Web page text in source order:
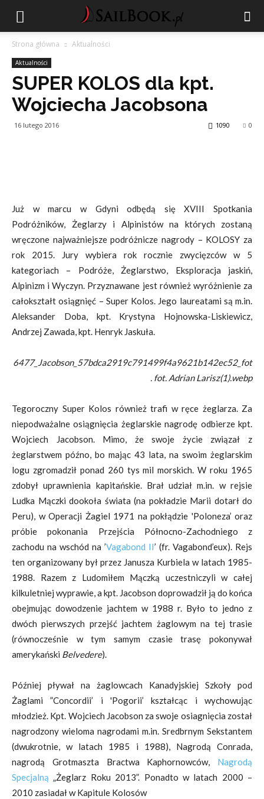
Strona główna Aktualności
Aktualności
SUPER KOLOS dla kpt.
Wojciecha Jacobsona
16 lutego 2016 0
1090
Już w marcu w Gdyni odbędą się XVIII Spotkania
Podróżników, Żeglarzy i Alpinistów na których zostaną
wręczone najważniejsze podróżnicze nagrody – KOLOSY za
rok 2015. Jury wybiera rok rocznie zwycięzców w 5
kategoriach – Podróże, Żeglarstwo, Eksploracja jaskiń,
Alpinizm i Wyczyn. Przyznawane jest również wyróżnienie za
całokształt osiągnięć – Super Kolos. Jego laureatami są m.in.
Aleksander Doba, kpt. Krystyna Hojnowska-Liskiewicz,
Andrzej Zawada, kpt. Henryk Jaskuła.
6477_Jacobson_57bdca2919c791499f4a9621b142ec52_fot
. fot. Adrian Larisz(1).webp
Tegoroczny Super Kolos również trafi w ręce żeglarza. Za
niepodważalne osiągnięcia żeglarskie nagrodę odbierze kpt.
Wojciech Jacobson. Mimo, że swoje życie związał z
żeglarstwem późno, bo mając 43 lata, na swoim żeglarskim
logu zgromadził ponad 260 tys mil morskich. W roku 1965
zdobył uprawnienia kapitańskie. Brał udział m.in. w rejsie
Ludka Mączki dookoła świata (na pokładzie Marii dotarł do
Peru), w Operacji Żagiel 1971 na pokłądzie 'Poloneza’ oraz
próbie pokonania Przejścia Północno-Zachodniego z
zachodu na wschód na ’Vagabond II’ (fr. Vagabond’eux). Rejs
ten organizowany był przez Janusza Kurbiela w latach 1985-
1988. Razem z Ludomiłem Mączką uczestniczyli w całej
kilkuletniej wyprawie, a kpt. Jacobson doprowadził ją do końca
obejmując dowodzenie jachtem w 1988 r. Było to jedno z
dwóch pierwszych przejść jachtem żaglowym na tej trasie
(równocześnie w tym samym czasie trasę pokonywał
amerykański Belvedere).
Później pływał na żaglowcach Kanadyjskiej Szkoły pod
Żaglami ”Concordii’ i 'Pogorii’ kształcąc i wychowując
młodzież. Kpt. Wojciech Jacobson za swoje osiagnięcia został
nagrodzony wieloma nagrodami m.in. Sredbrnym Sekstantem
(dwukrotnie, w latach 1985 i 1988), Nagrodą Conrada,
nagrodą Grotmaszta Bractwa Kaphornowców, Nagrodą
Specjalną „Żeglarz Roku 2013”. Ponadto w latach 2000 –
2010 zasiadał w Kapitule Kolosów